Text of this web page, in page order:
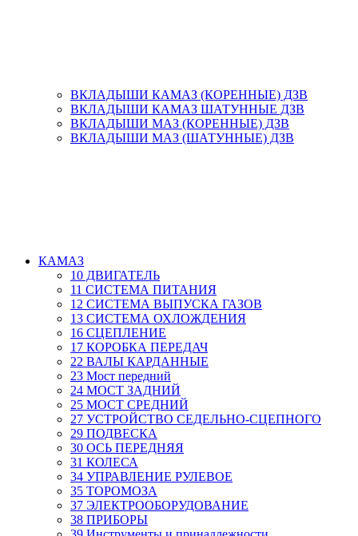
ВКЛАДЫШИ КАМАЗ (КОРЕННЫЕ) ДЗВ
ВКЛАДЫШИ КАМАЗ ШАТУННЫЕ ДЗВ
ВКЛАДЫШИ МАЗ (КОРЕННЫЕ) ДЗВ
ВКЛАДЫШИ МАЗ (ШАТУННЫЕ) ДЗВ
КАМАЗ
10 ДВИГАТЕЛЬ
11 СИСТЕМА ПИТАНИЯ
12 СИСТЕМА ВЫПУСКА ГАЗОВ
13 СИСТЕМА ОХЛОЖДЕНИЯ
16 СЦЕПЛЕНИЕ
17 КОРОБКА ПЕРЕДАЧ
22 ВАЛЫ КАРДАННЫЕ
23 Мост передний
24 МОСТ ЗАДНИЙ
25 МОСТ СРЕДНИЙ
27 УСТРОЙСТВО СЕДЕЛЬНО-СЦЕПНОГО
29 ПОДВЕСКА
30 ОСЬ ПЕРЕДНЯЯ
31 КОЛЕСА
34 УПРАВЛЕНИЕ РУЛЕВОЕ
35 ТОРОМОЗА
37 ЭЛЕКТРООБОРУДОВАНИЕ
38 ПРИБОРЫ